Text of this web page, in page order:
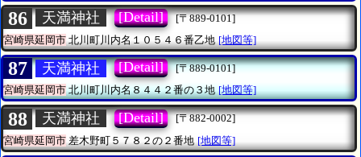
86 天満神社 [Detail]
[〒889-0101]
宮崎県延岡市 北川町川内名１０５４６番乙地 [地図等]
87 天満神社 [Detail]
[〒889-0101]
宮崎県延岡市北川町川内名８４４２番の３地 [地図等]
88 天満神社 [Detail]
[〒882-0002]
宮崎県延岡市 差木野町５７８２の２番地 [地図等]